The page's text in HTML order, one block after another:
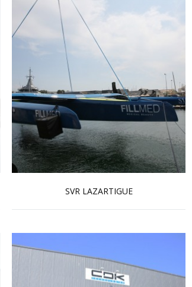
SVR LAZARTIGUE
En savoir plus...